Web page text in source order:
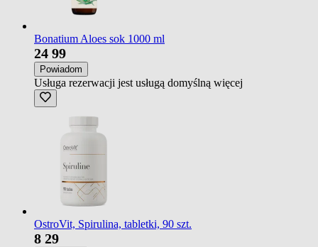
Bonatium Aloes sok 1000 ml
24 99
Powiadom
Usługa rezerwacji jest usługą domyślną więcej
OstroVit, Spirulina, tabletki, 90 szt.
8 29